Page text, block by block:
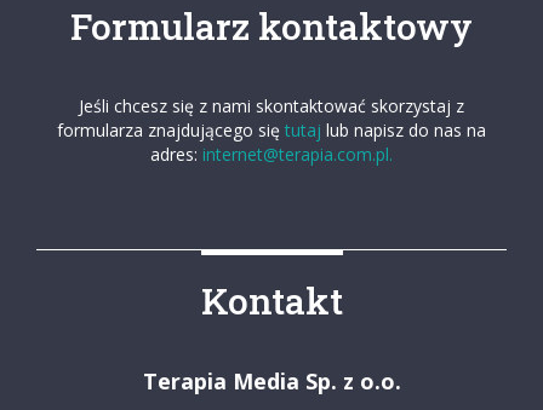
Formularz kontaktowy
Jeśli chcesz się z nami skontaktować skorzystaj z
formularza znajdującego się tutaj lub napisz do nas na
adres: internet@terapia.com.pl.
Kontakt
Terapia Media Sp. z o.o.